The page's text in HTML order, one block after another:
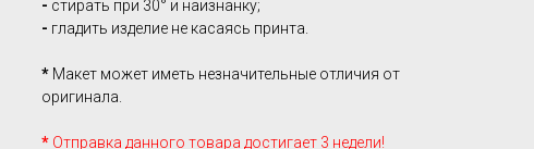
- стирать при 30° и наизнанку;
- гладить изделие не касаясь принта.
* Макет может иметь незначительные отличия от
оригинала.
* Отправка данного товара достигает 3 недели!